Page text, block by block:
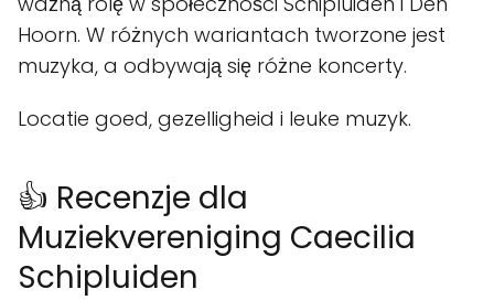
Hoorn. W różnych wariantach tworzone jest
muzyka, a odbywają się różne koncerty.
Locatie goed, gezelligheid i leuke muzyk.
👍 Recenzje dla
Muziekvereniging Caecilia
Schipluiden